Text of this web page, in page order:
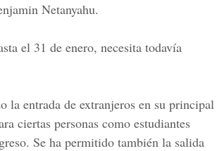
Netanyahu.
el 31 de enero, necesita todavía
la entrada de extranjeros en su principal
ciertas personas como estudiantes
Se ha permitido también la salida